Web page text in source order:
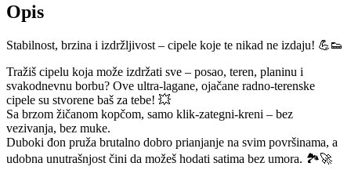
Opis
Stabilnost, brzina i izdržljivost – cipele koje te nikad ne izdaju! 💪👟
Tražiš cipelu koja može izdržati sve – posao, teren, planinu i
svakodnevnu borbu? Ove ultra-lagane, ojačane radno-terenske
cipele su stvorene baš za tebe! 💥
Sa brzom žičanom kopčom, samo klik-zategni-kreni – bez
vezivanja, bez muke.
Duboki đon pruža brutalno dobro prianjanje na svim površinama, a
udobna unutrašnjost čini da možeš hodati satima bez umora. 🏞️🚀